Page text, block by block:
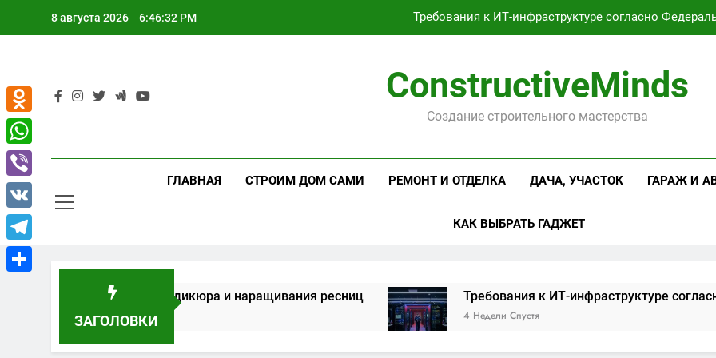
8 августа 2026 6:46:32 PM Требования к ИТ-инфраструктуре согласно
Проектирование и серийное производство светодиодных
Профессиональная косметика и оборудование для
Требования к ИТ-инфраструктуре согласно
Проектирование и серийное производство светодиодных
ConstructiveMinds
Создание строительного мастерства
ГЛАВНАЯ СТРОИМ ДОМ САМИ РЕМОНТ И ОТДЕЛКА ДАЧА, УЧАСТОК ГАРАЖ И
КАК ВЫБРАТЬ ГАДЖЕТ
ЗАГОЛОВКИ
для маникюра, педикюра и наращивания ресниц Требования к ИТ-инфраструктуре согласно
4 Недели Спустя
Odnoklassniki
WhatsApp
Viber
VK
Telegram